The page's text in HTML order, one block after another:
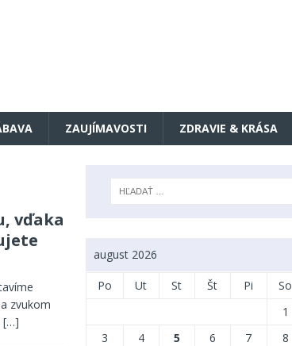
ZAUJÍMAVOSTI ZDRAVIE & KRÁSA
vďaka
zvukom
[…]
august 2026
Po Ut St Št Pi So
1
3
4 5 6 7 8